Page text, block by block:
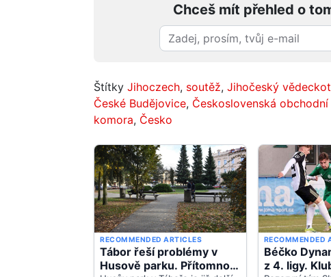
Chceš mít přehled o
Štítky Jihoczech, soutěž, Jihočeský
České Budějovice, Československá obchodní
komora, Česko